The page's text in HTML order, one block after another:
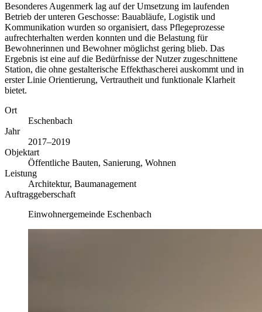
Besonderes Augenmerk lag auf der Umsetzung im laufenden
Betrieb der unteren Geschosse: Bauabläufe, Logistik und
Kommunikation wurden so organisiert, dass Pflegeprozesse
aufrechterhalten werden konnten und die Belastung für
Bewohnerinnen und Bewohner möglichst gering blieb. Das
Ergebnis ist eine auf die Bedürfnisse der Nutzer zugeschnittene
Station, die ohne gestalterische Effekthascherei auskommt und in
erster Linie Orientierung, Vertrautheit und funktionale Klarheit
bietet.
Ort
Eschenbach
Jahr
2017–2019
Objektart
Öffentliche Bauten, Sanierung, Wohnen
Leistung
Architektur, Baumanagement
Auftraggeberschaft
Einwohnergemeinde Eschenbach